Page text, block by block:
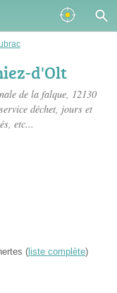
d'Olt
de la falque, 12130
déchet, jours et
etc...
( liste complète)